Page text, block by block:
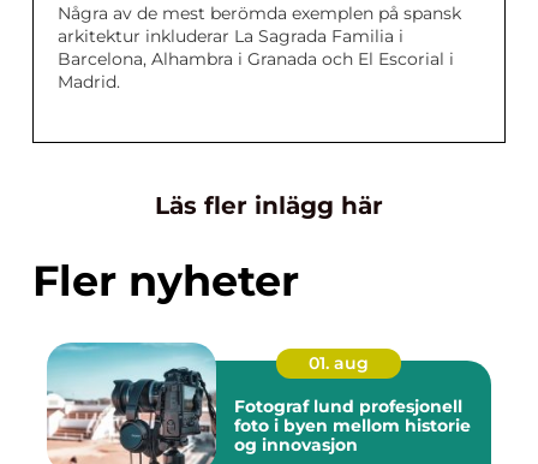
Några av de mest berömda exemplen på spansk
arkitektur inkluderar La Sagrada Familia i
Barcelona, Alhambra i Granada och El Escorial i
Madrid.
Läs fler inlägg här
Fler nyheter
01. aug
Fotograf lund profesjonell
foto i byen mellom historie
og innovasjon